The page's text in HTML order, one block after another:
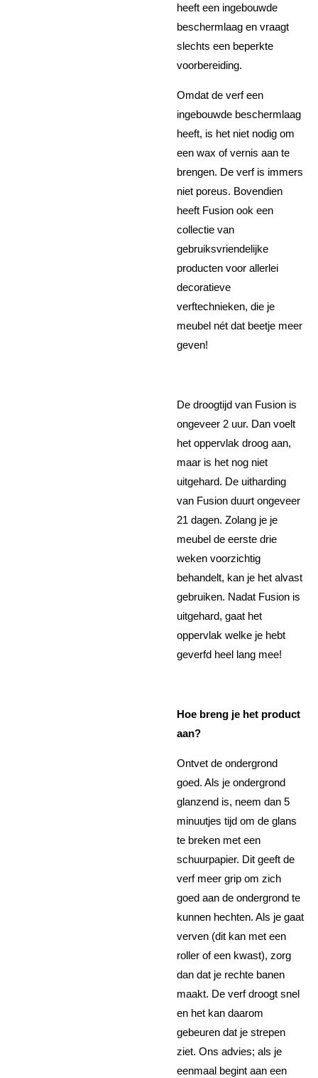
heeft een ingebouwde
beschermlaag en vraagt
slechts een beperkte
voorbereiding.
Omdat de verf een
ingebouwde beschermlaag
heeft, is het niet nodig om
een wax of vernis aan te
brengen. De verf is immers
niet poreus. Bovendien
heeft Fusion ook een
collectie van
gebruiksvriendelijke
producten voor allerlei
decoratieve
verftechnieken, die je
meubel nét dat beetje meer
geven!
De droogtijd van Fusion is
ongeveer 2 uur. Dan voelt
het oppervlak droog aan,
maar is het nog niet
uitgehard. De uitharding
van Fusion duurt ongeveer
21 dagen. Zolang je je
meubel de eerste drie
weken voorzichtig
behandelt, kan je het alvast
gebruiken. Nadat Fusion is
uitgehard, gaat het
oppervlak welke je hebt
geverfd heel lang mee!
Hoe breng je het product
aan?
Ontvet de ondergrond
goed. Als je ondergrond
glanzend is, neem dan 5
minuutjes tijd om de glans
te breken met een
schuurpapier. Dit geeft de
verf meer grip om zich
goed aan de ondergrond te
kunnen hechten. Als je gaat
verven (dit kan met een
roller of een kwast), zorg
dan dat je rechte banen
maakt. De verf droogt snel
en het kan daarom
gebeuren dat je strepen
ziet. Ons advies; als je
eenmaal begint aan een